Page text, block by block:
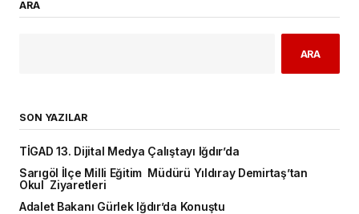
ARA
ARA
SON YAZILAR
TİGAD 13. Dijital Medya Çalıştayı Iğdır’da
Sarıgöl İlçe Milli Eğitim Müdürü Yıldıray Demirtaş’tan
Okul Ziyaretleri
Adalet Bakanı Gürlek Iğdır’da Konuştu